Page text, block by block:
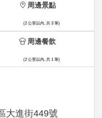
大進街449號
周邊景點
(2 公里以內, 共 3 筆)
周邊餐飲
(2 公里以內, 共 1 筆)